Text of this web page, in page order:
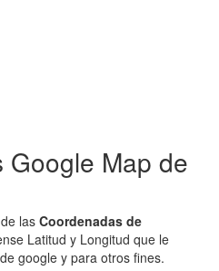
Google Map de
las Coordenadas de
Latitud y Longitud que le
google y para otros fines.